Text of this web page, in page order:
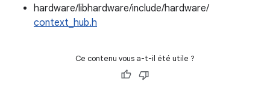
hardware/libhardware/include/hardware/
context_hub.h
Ce contenu vous a-t-il été utile ?